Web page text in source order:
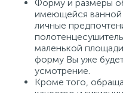
Форму и размеры
имеющейся ванной
личные
маленькой
форму Вы уже
усмотрение.
Кроме того,